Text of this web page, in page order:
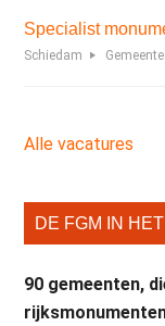
Specialist
Schiedam
Alle vacatures
DE FGM IN
90 gemeenten,